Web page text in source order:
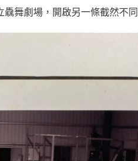
舞劇場，開啟另一條截然不